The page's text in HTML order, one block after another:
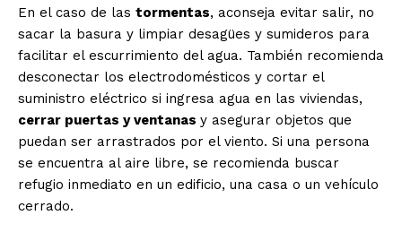
En el caso de las tormentas, aconseja evitar salir, no
sacar la basura y limpiar desagües y sumideros para
facilitar el escurrimiento del agua. También recomienda
desconectar los electrodomésticos y cortar el
suministro eléctrico si ingresa agua en las viviendas,
cerrar puertas y ventanas y asegurar objetos que
puedan ser arrastrados por el viento. Si una persona
se encuentra al aire libre, se recomienda buscar
refugio inmediato en un edificio, una casa o un vehículo
cerrado.